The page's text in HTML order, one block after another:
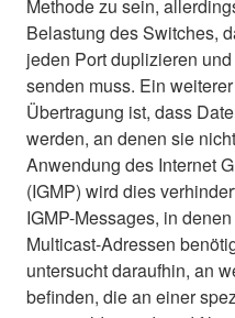
Methode zu sein,
Belastung des Switches,
jeden Port duplizieren
senden muss. Ein
Übertragung ist, dass
werden, an denen sie
Anwendung des Internet
(IGMP) wird dies
IGMP-Messages, in
Multicast-Adressen
untersucht daraufhin, an
befinden, die an einer